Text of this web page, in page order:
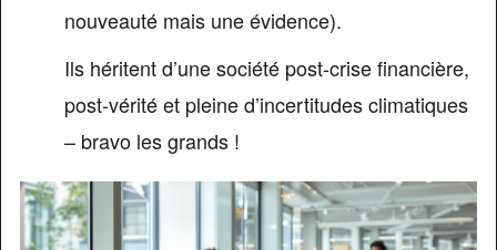
nouveauté mais une évidence).
Ils héritent d’une société post-crise financière,
post-vérité et pleine d’incertitudes climatiques
– bravo les grands !